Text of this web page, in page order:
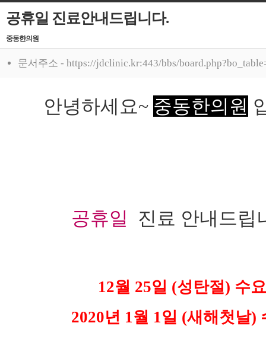
공휴일 진료안내드립니다.
중동한의원
문서주소 - https://jdclinic.kr:443/bbs/
안녕하세요~ 중동한의원
공휴일 진료 안내드립
12월 25일 (성탄절) 수
2020년 1월 1일 (새해첫날)